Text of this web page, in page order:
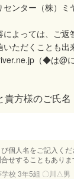
ンター（株）
よっては、ご返
ただくことも出
（◆は@に
貴方様のご氏名
個人名をご記入く
せすることもあり
学校 3年5組 〇川△男